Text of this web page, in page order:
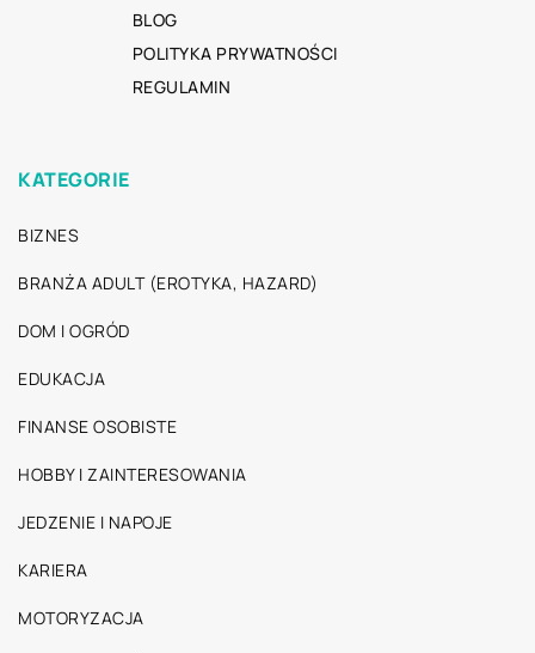
BLOG
POLITYKA PRYWATNOŚCI
REGULAMIN
KATEGORIE
BIZNES
BRANŻA ADULT (EROTYKA, HAZARD)
DOM I OGRÓD
EDUKACJA
FINANSE OSOBISTE
HOBBY I ZAINTERESOWANIA
JEDZENIE I NAPOJE
KARIERA
MOTORYZACJA